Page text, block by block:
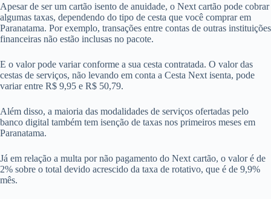
Apesar de ser um cartão isento de anuidade, o Next cartão pode cobrar
algumas taxas, dependendo do tipo de cesta que você comprar em
Paranatama. Por exemplo, transações entre contas de outras instituições
financeiras não estão inclusas no pacote.
E o valor pode variar conforme a sua cesta contratada. O valor das
cestas de serviços, não levando em conta a Cesta Next isenta, pode
variar entre R$ 9,95 e R$ 50,79.
Além disso, a maioria das modalidades de serviços ofertadas pelo
banco digital também tem isenção de taxas nos primeiros meses em
Paranatama.
Já em relação a multa por não pagamento do Next cartão, o valor é de
2% sobre o total devido acrescido da taxa de rotativo, que é de 9,9%
mês.